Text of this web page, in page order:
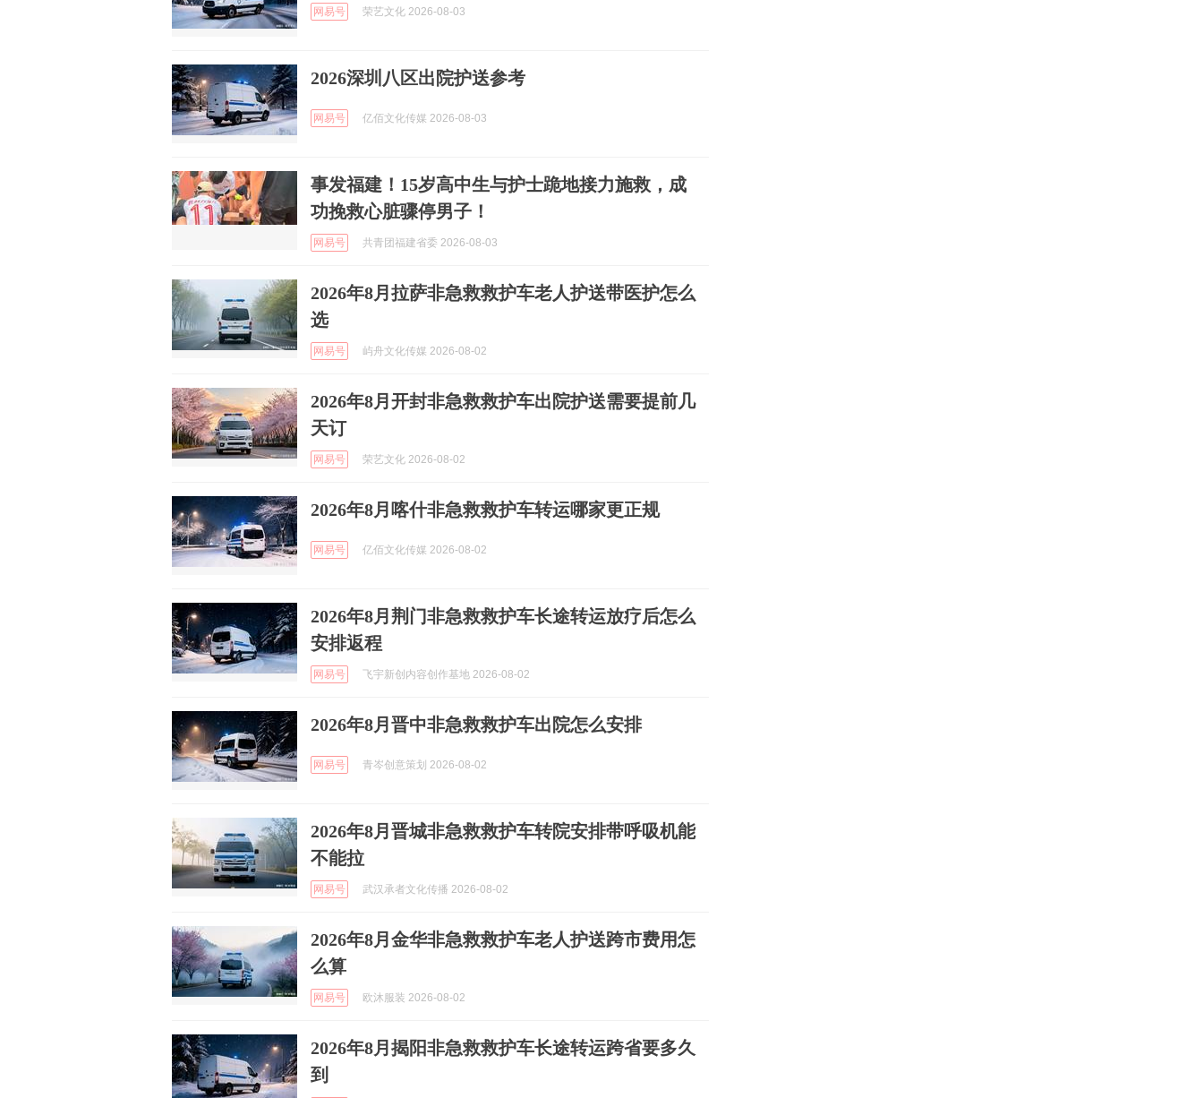
网易号 荣艺文化 2026-08-03
2026深圳八区出院护送参考
网易号 亿佰文化传媒 2026-08-03
事发福建！15岁高中生与护士跪地接力施救，成
功挽救心脏骤停男子！
网易号 共青团福建省委 2026-08-03
2026年8月拉萨非急救救护车老人护送带医护怎么
选
网易号 屿舟文化传媒 2026-08-02
2026年8月开封非急救救护车出院护送需要提前几
天订
网易号 荣艺文化 2026-08-02
2026年8月喀什非急救救护车转运哪家更正规
网易号 亿佰文化传媒 2026-08-02
2026年8月荆门非急救救护车长途转运放疗后怎么
安排返程
网易号 飞宇新创内容创作基地 2026-08-02
2026年8月晋中非急救救护车出院怎么安排
网易号 青岑创意策划 2026-08-02
2026年8月晋城非急救救护车转院安排带呼吸机能
不能拉
网易号 武汉承者文化传播 2026-08-02
2026年8月金华非急救救护车老人护送跨市费用怎
么算
网易号 欧沐服装 2026-08-02
2026年8月揭阳非急救救护车长途转运跨省要多久
到